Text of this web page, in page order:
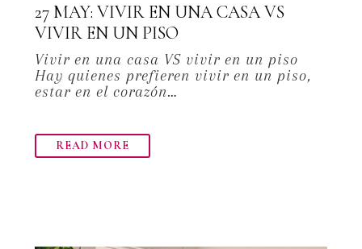
27 MAY:VIVIR EN UNA CASA VS
VIVIR EN UN PISO
Vivir en una casa VS vivir en un piso
Hay quienes prefieren vivir en un piso,
estar en el corazón…
READ MORE